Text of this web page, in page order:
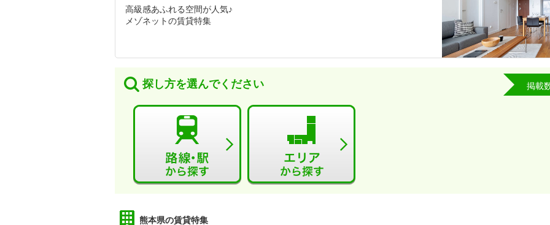
高級感あふれる空間が人気♪
メゾネットの賃貸特集
探し方を選んでください 掲載
熊本県の賃貸特集